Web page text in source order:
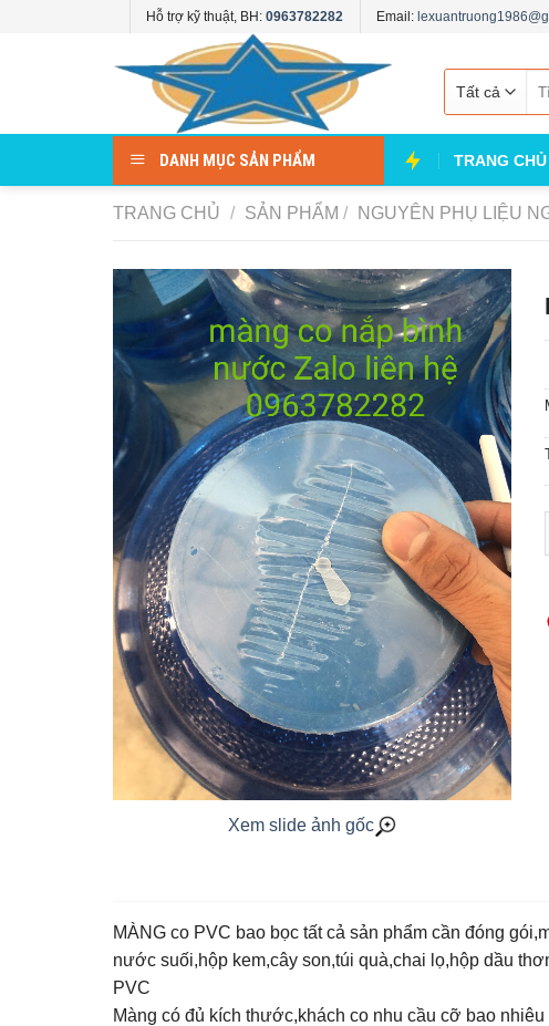
Hỗ trợ kỹ thuật, BH: 0963782282 Email:
DANH MỤC SẢN PHẨM TRANG CHỦ
TRANG CHỦ / SẢN PHẨM / NGUYÊN PHỤ LIỆU
Xem slide ảnh gốc
MÀNG co PVC bao bọc tất cả sản phẩm cần đóng
nước suối,hộp kem,cây son,túi quà,chai lọ,hộp dầu
PVC
Màng có đủ kích thước,khách co nhu cầu cỡ bao